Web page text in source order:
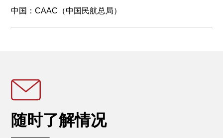
中国：CAAC（中国民航总局）
随时了解情况